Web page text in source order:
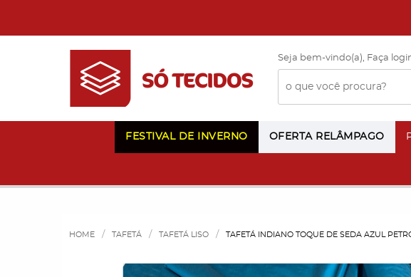
Seja bem-vindo(a), Faça
FESTIVAL DE INVERNO OFERTA RELÂMPAGO
HOME TAFETÁ TAFETÁ LISO TAFETÁ INDIANO TOQUE DE SEDA AZUL